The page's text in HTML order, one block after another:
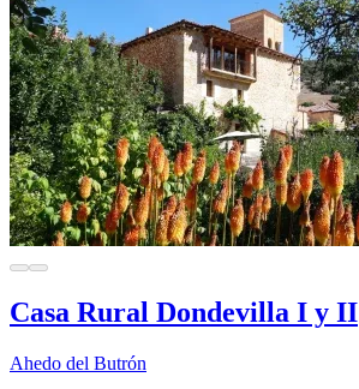
Casa Rural Dondevilla I y II
Ahedo del Butrón